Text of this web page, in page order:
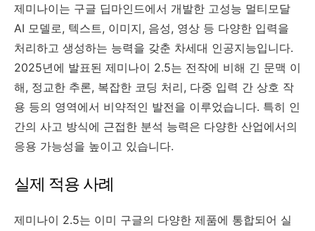
제미나이는 구글 딥마인드에서 개발한 고성능 멀티모달
AI 모델로, 텍스트, 이미지, 음성, 영상 등 다양한 입력을
처리하고 생성하는 능력을 갖춘 차세대 인공지능입니다.
2025년에 발표된 제미나이 2.5는 전작에 비해 긴 문맥 이
해, 정교한 추론, 복잡한 코딩 처리, 다중 입력 간 상호 작
용 등의 영역에서 비약적인 발전을 이루었습니다. 특히 인
간의 사고 방식에 근접한 분석 능력은 다양한 산업에서의
응용 가능성을 높이고 있습니다.
실제 적용 사례
제미나이 2.5는 이미 구글의 다양한 제품에 통합되어 실